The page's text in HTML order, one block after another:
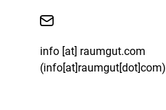

info [at] raumgut.com
(info[at]raumgut[dot]com)